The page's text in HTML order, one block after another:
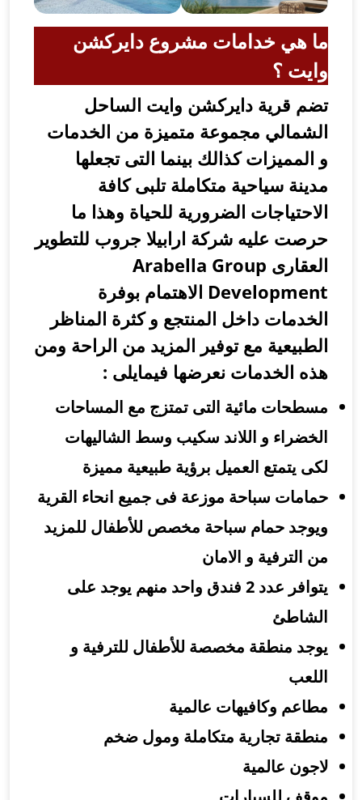
هي خدامات مشروع دايركشن
؟
قرية دايركشن وايت الساحل
مجموعة متميزة من الخدمات
المميزات كذالكبينماالتى تجعلها
سياحية متكاملة تلبى كافة
الضرورية للحياة وهذا ما
عليه شركة ارابيلا جروب للتطوير
العقارى Arabella Group
Development الاهتمام بوفرة
داخل المنتجع و كثرة المناظر
مع توفير المزيد من الراحة ومن
الخدمات نعرضها فيمايلى :
مائية التى تمتزج مع المساحات
و اللاند سكيب وسط الشاليهات
يتمتع العميل برؤية طبيعية مميزة
سباحة موزعة فى جميع انحاء القرية
حمام سباحة مخصص للأطفال للمزيد
الترفية و الامان
يتوافر عدد 2 فندق واحد منهم يوجد على
منطقة مخصصة للأطفال للترفية و
وكافيهات عالمية
تجارية متكاملة ومول ضخم
عالمية